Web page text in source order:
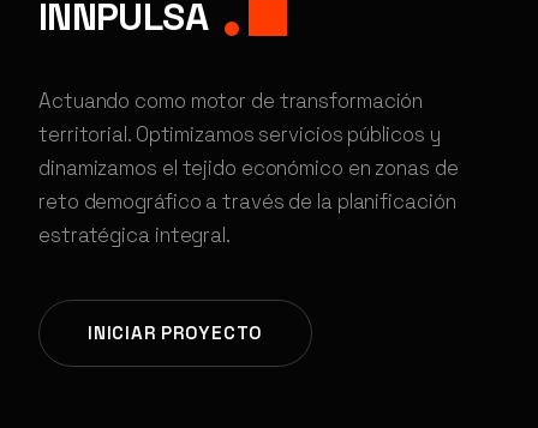
INNPULSA
Actuando como motor de transformación
territorial. Optimizamos servicios públicos y
dinamizamos el tejido económico en zonas de
reto demográfico a través de la planificación
estratégica integral.
INICIAR PROYECTO